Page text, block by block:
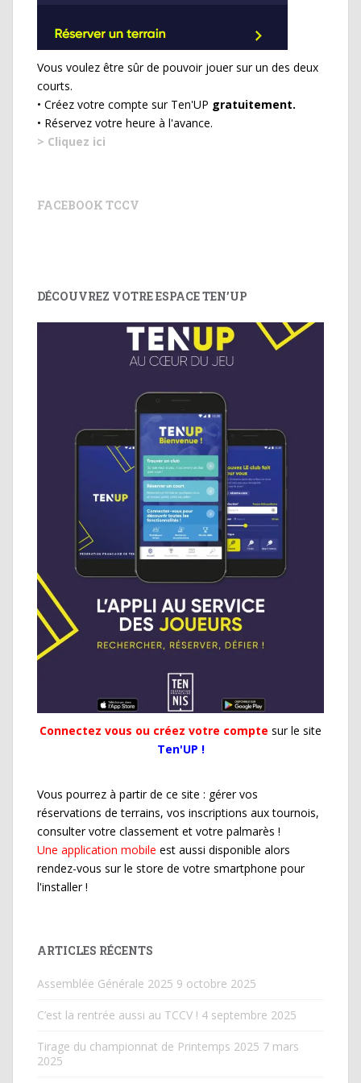
Vous voulez être sûr de pouvoir jouer sur un des deux
courts.
• Créez votre compte sur Ten'UP gratuitement.
• Réservez votre heure à l'avance.
> Cliquez ici
FACEBOOK TCCV
DÉCOUVREZ VOTRE ESPACE TEN’UP
Connectez vous ou créez votre compte sur le site
Ten'UP !
Vous pourrez à partir de ce site : gérer vos
réservations de terrains, vos inscriptions aux tournois,
consulter votre classement et votre palmarès !
Une application mobile est aussi disponible alors
rendez-vous sur le store de votre smartphone pour
l'installer !
ARTICLES RÉCENTS
Assemblée Générale 2025 9 octobre 2025
C’est la rentrée aussi au TCCV ! 4 septembre 2025
Tirage du championnat de Printemps 2025 7 mars
2025